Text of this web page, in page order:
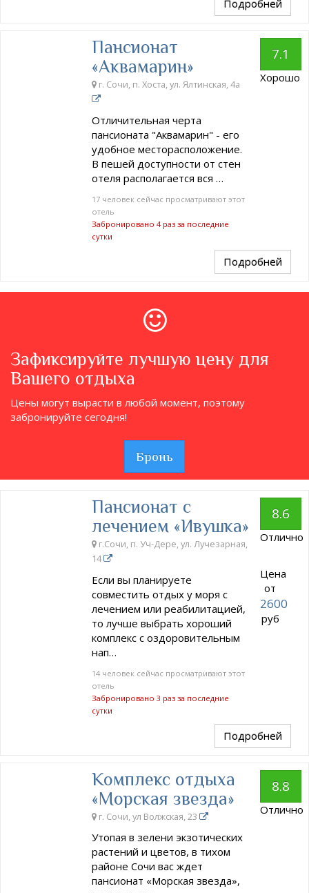
Подробней
Пансионат
«Аквамарин»
г. Сочи, п. Хоста, ул. Ялтинская, 4а
Отличительная черта
пансионата "Аквамарин" - его
удобное месторасположение.
В пешей доступности от стен
отеля располагается вся …
17 человек сейчас просматривают этот
отель
Забронировано 4 раз за последние
сутки
7.1
Хорошо
Подробней
Зафиксируйте лучшую цену для
Вашего отдыха
Цены могут вырасти в любой момент, поэтому
забронируйте сегодня!
Бронь
Пансионат с
лечением «Ивушка»
г.Сочи, п. Уч-Дере, ул. Лучезарная,
14
Если вы планируете
совместить отдых у моря с
лечением или реабилитацией,
то лучше выбрать хороший
комплекс с оздоровительным
нап…
14 человек сейчас просматривают этот
отель
Забронировано 3 раз за последние
сутки
8.6
Отлично
Цена
от
2600
руб
Подробней
Комплекс отдыха
«Морская звезда»
г. Сочи, ул Волжская, 23
Утопая в зелени экзотических
растений и цветов, в тихом
районе Сочи вас ждет
пансионат «Морская звезда»,
8.8
Отлично